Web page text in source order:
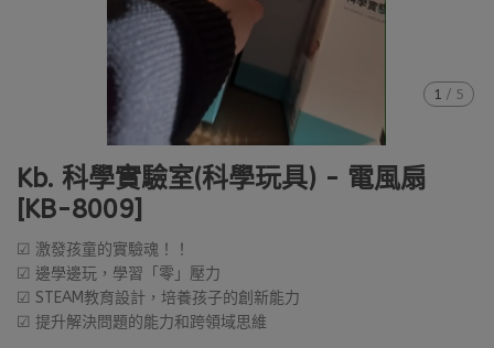
1 / 5
Kb. 科學實驗室(科學玩具) - 電風扇
[KB-8009]
☑ 激發孩童的實驗魂！！
☑ 邊學邊玩，學習「零」壓力
☑ STEAM教育設計，培養孩子的創新能力
☑ 提升解決問題的能力和跨領域思維